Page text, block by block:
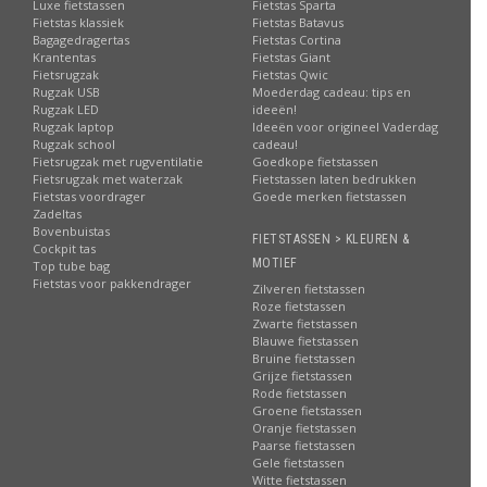
Luxe fietstassen
Fietstas klassiek
Bagagedragertas
Krantentas
Fietsrugzak
Rugzak USB
Rugzak LED
Rugzak laptop
Rugzak school
Fietsrugzak met rugventilatie
Fietsrugzak met waterzak
Fietstas voordrager
Zadeltas
Bovenbuistas
Cockpit tas
Top tube bag
Fietstas voor pakkendrager
Fietstas Sparta
Fietstas Batavus
Fietstas Cortina
Fietstas Giant
Fietstas Qwic
Moederdag cadeau: tips en
ideeën!
Ideeën voor origineel Vaderdag
cadeau!
Goedkope fietstassen
Fietstassen laten bedrukken
Goede merken fietstassen
FIETSTASSEN > KLEUREN &
MOTIEF
Zilveren fietstassen
Roze fietstassen
Zwarte fietstassen
Blauwe fietstassen
Bruine fietstassen
Grijze fietstassen
Rode fietstassen
Groene fietstassen
Oranje fietstassen
Paarse fietstassen
Gele fietstassen
Witte fietstassen